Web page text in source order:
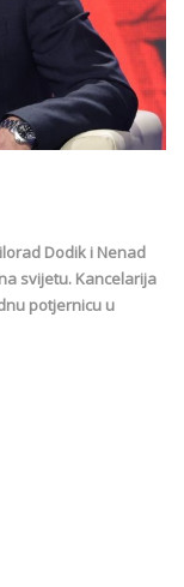
Dodik i Nenad
svijetu. Kancelarija
potjernicu u